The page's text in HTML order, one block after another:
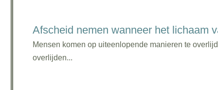
Afscheid nemen wanneer het lichaam
Mensen komen op uiteenlopende manieren te
overlijden...